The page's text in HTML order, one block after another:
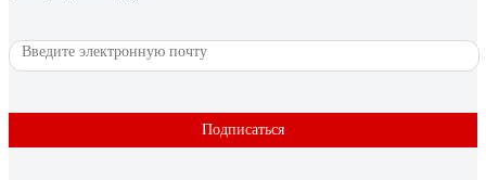
Покупал для очистки жал паяльников. С этой задачей
Подписаться